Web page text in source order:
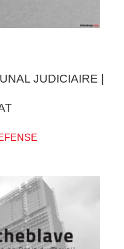
JUDICIAIRE |